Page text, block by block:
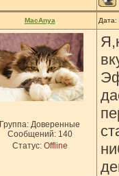
MacAnya
Группа: Доверенные
Сообщений: 140
Статус: Offline